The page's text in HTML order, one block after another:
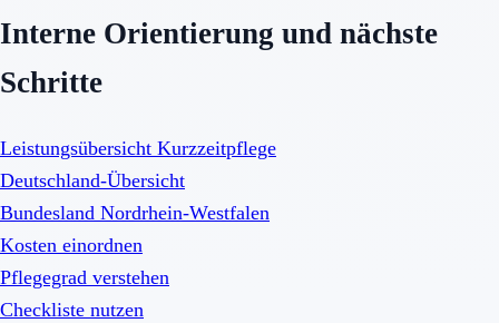
Interne Orientierung und nächste
Schritte
Leistungsübersicht Kurzzeitpflege
Deutschland-Übersicht
Bundesland Nordrhein-Westfalen
Kosten einordnen
Pflegegrad verstehen
Checkliste nutzen